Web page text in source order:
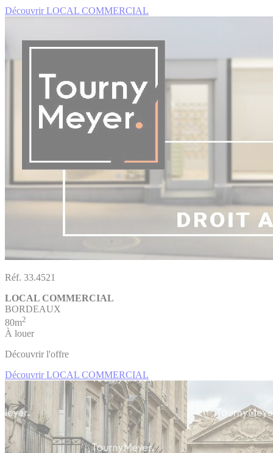
Découvrir LOCAL COMMERCIAL
Réf. 33.4521
LOCAL COMMERCIAL
BORDEAUX
80m2
À louer
Découvrir l'offre
Découvrir LOCAL COMMERCIAL